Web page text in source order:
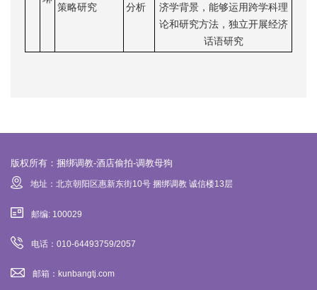
策略研究
分析
济学背景，能够运用跨学科理
论和研究方法，独立开展经济
话语研究
版权所有：捆绑调教-酒店偷拍-调教母狗
地址：北京朝阳区惠新东街10号 捆绑调教 诚信楼13层
邮编: 100029
电话：010-64493759/2057
邮箱：kunbangtj.com